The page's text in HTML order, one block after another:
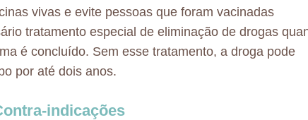
vivas e evite pessoas que foram vacinadas
tratamento especial de eliminação de drogas
é concluído. Sem esse tratamento, a droga pode
por até dois anos.
indicações